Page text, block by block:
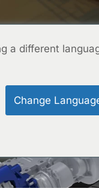
a different
Change